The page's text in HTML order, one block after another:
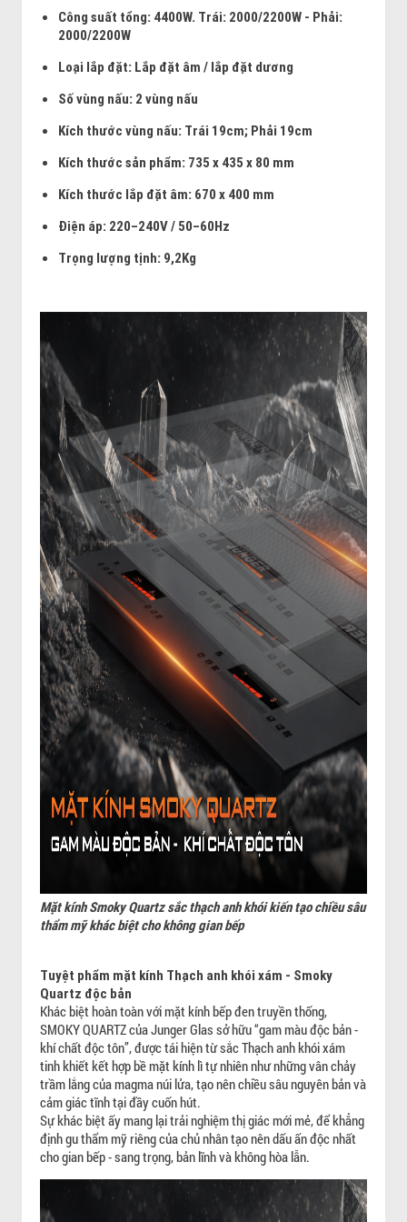
Công suất tổng: 4400W. Trái: 2000/2200W - Phải:
2000/2200W
Loại lắp đặt: Lắp đặt âm / lắp đặt dương
Số vùng nấu: 2 vùng nấu
Kích thước vùng nấu: Trái 19cm; Phải 19cm
Kích thước sản phẩm: 735 x 435 x 80 mm
Kích thước lắp đặt âm: 670 x 400 mm
Điện áp: 220–240V / 50–60Hz
Trọng lượng tịnh: 9,2Kg
Mặt kính Smoky Quartz sắc thạch anh khói kiến tạo chiều sâu
thẩm mỹ khác biệt cho không gian bếp
Tuyệt phẩm mặt kính Thạch anh khói xám - Smoky
Quartz độc bản
Khác biệt hoàn toàn với mặt kính bếp đen truyền thống,
SMOKY QUARTZ của Junger Glas sở hữu “gam màu độc bản -
khí chất độc tôn”, được tái hiện từ sắc Thạch anh khói xám
tinh khiết kết hợp bề mặt kính lì tự nhiên như những vân chảy
trầm lắng của magma núi lửa, tạo nên chiều sâu nguyên bản và
cảm giác tĩnh tại đầy cuốn hút.
Sự khác biệt ấy mang lại trải nghiệm thị giác mới mẻ, để khẳng
định gu thẩm mỹ riêng của chủ nhân tạo nên dấu ấn độc nhất
cho gian bếp - sang trọng, bản lĩnh và không hòa lẫn.